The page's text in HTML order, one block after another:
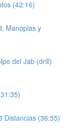
(42:16)
Manoplas y
del Jab (drill)
Distancias (36:55)